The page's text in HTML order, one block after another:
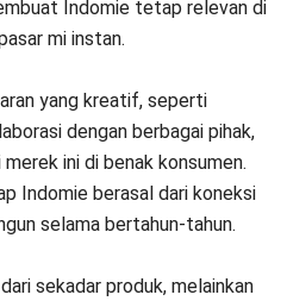
Konsultasi
dapat menjadi solusi
salah satu vendor CRM
fitur unggulan yang dapat
. Klik banner berikut untuk